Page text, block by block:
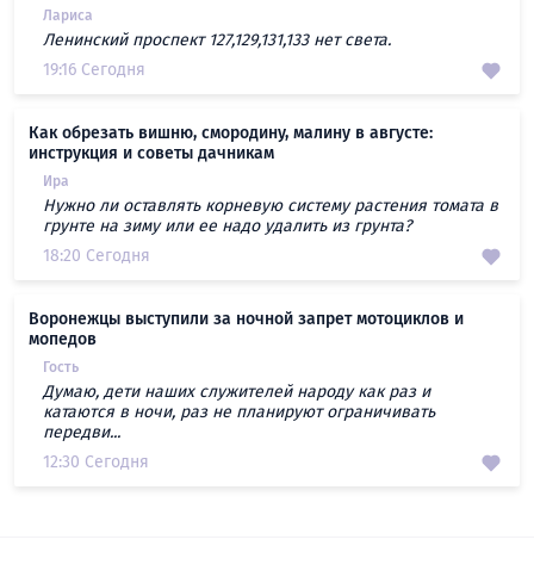
Лариса
Ленинский проспект 127,129,131,133 нет света.
19:16 Сегодня
Как обрезать вишню, смородину, малину в августе:
инструкция и советы дачникам
Ира
Нужно ли оставлять корневую систему растения томата в
грунте на зиму или ее надо удалить из грунта?
18:20 Сегодня
Воронежцы выступили за ночной запрет мотоциклов и
мопедов
Гость
Думаю, дети наших служителей народу как раз и
катаются в ночи, раз не планируют ограничивать
передви...
12:30 Сегодня